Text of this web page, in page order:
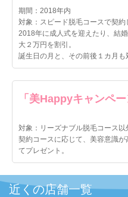
◎内装はどうでしたか？
内装はサロンのイメージカ
た。正直リラックスできる
アイマスクをされて寝てい
た
期間：2018年内
対象：スピード脱毛コースで契約
2018年に成人式を迎えたり、結
大２万円を割引。
誕生日の月と、その前後１カ月も
「美Happyキャンペー
対象：リーズナブル脱毛コース
契約コースに応じて、美容意識
てプレゼント。
近くの店舗一覧